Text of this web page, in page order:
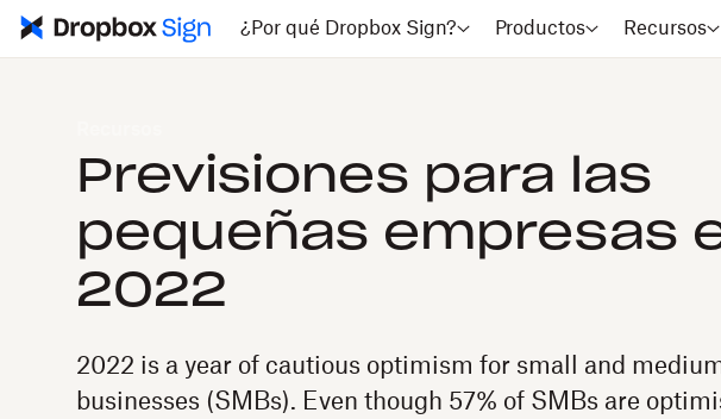
¿Por qué Dropbox Sign? Productos Recursos
Previsiones para las
pequeñas empresas
2022
2022 is a year of cautious optimism for small and
businesses (SMBs). Even though 57% of SMBs are